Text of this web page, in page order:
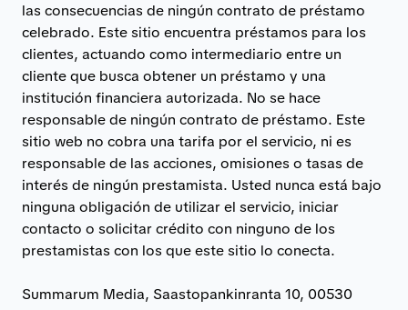
las consecuencias de ningún contrato de préstamo
celebrado. Este sitio encuentra préstamos para los
clientes, actuando como intermediario entre un
cliente que busca obtener un préstamo y una
institución financiera autorizada. No se hace
responsable de ningún contrato de préstamo. Este
sitio web no cobra una tarifa por el servicio, ni es
responsable de las acciones, omisiones o tasas de
interés de ningún prestamista. Usted nunca está bajo
ninguna obligación de utilizar el servicio, iniciar
contacto o solicitar crédito con ninguno de los
prestamistas con los que este sitio lo conecta.
Summarum Media, Saastopankinranta 10, 00530